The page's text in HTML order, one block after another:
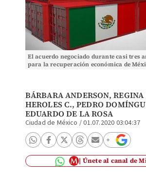
El acuerdo negociado durante casi tres
para la recuperación económica de
BÁRBARA ANDERSON,REGINA
HEROLES C., PEDRO
EDUARDO DE LA ROSA
Ciudad de México /01.07.2020 03:04:37
Únete al canal de